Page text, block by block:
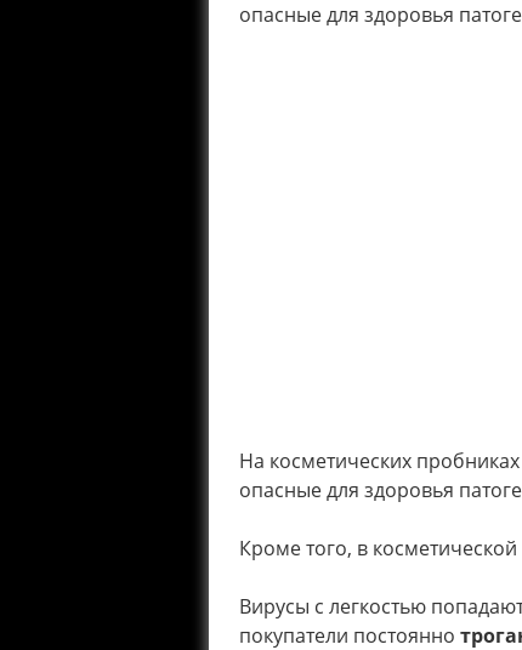
опасные для здоровья
На косметических
опасные для здоровья
Кроме того, в
Вирусы с легкостью
покупатели постоянно